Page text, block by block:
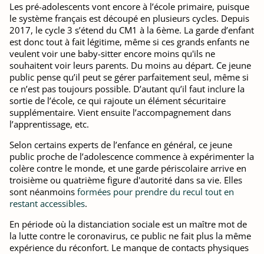
Les pré-adolescents vont encore à l’école primaire, puisque
le système français est découpé en plusieurs cycles. Depuis
2017, le cycle 3 s’étend du CM1 à la 6ème. La garde d’enfant
est donc tout à fait légitime, même si ces grands enfants ne
veulent voir une baby-sitter encore moins qu'ils ne
souhaitent voir leurs parents. Du moins au départ. Ce jeune
public pense qu’il peut se gérer parfaitement seul, même si
ce n’est pas toujours possible. D’autant qu’il faut inclure la
sortie de l’école, ce qui rajoute un élément sécuritaire
supplémentaire. Vient ensuite l’accompagnement dans
l’apprentissage, etc.
Selon certains experts de l’enfance en général, ce jeune
public proche de l’adolescence commence à expérimenter la
colère contre le monde, et une garde périscolaire arrive en
troisième ou quatrième figure d'autorité dans sa vie. Elles
sont néanmoins formées pour prendre du recul tout en
restant accessibles.
En période où la distanciation sociale est un maître mot de
la lutte contre le coronavirus, ce public ne fait plus la même
expérience du réconfort. Le manque de contacts physiques